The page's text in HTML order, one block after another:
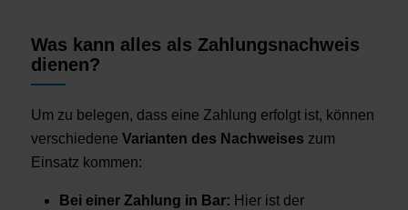
Was kann alles als Zahlungsnachweis
dienen?
Um zu belegen, dass eine Zahlung erfolgt ist, können
verschiedene Varianten des Nachweises zum
Einsatz kommen:
Bei einer Zahlung in Bar: Hier ist der